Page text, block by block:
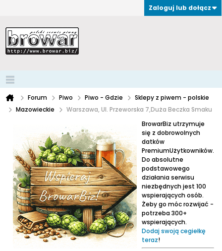
Zaloguj lub dołącz
Forum Piwo Piwo - Gdzie
Sklepy z piwem - polskie
Mazowieckie
Warszawa, Ul. Przeworska 7,Duża Beczka Smaku
BrowarBiz utrzymuje
się z dobrowolnych
datków
PremiumUżytkowników.
Do absolutne
podstawowego
działania serwisu
niezbędnych jest 100
wspierających osób.
Żeby go móc rozwijać -
potrzeba 300+
wspierających.
Dodaj swoją cegiełkę
teraz!